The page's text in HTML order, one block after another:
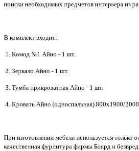
поиски необходимых предметов интерьера из
В комплект входит:
1. Комод №1 Айно - 1 шт.
2. Зеркало Айно - 1 шт.
3. Тумба прикроватная Айно - 1 шт.
4. Кровать Айно (односпальная) 800х1900/
При изготовлении мебели используется только
качественная фурнитура фирмы Боярд и